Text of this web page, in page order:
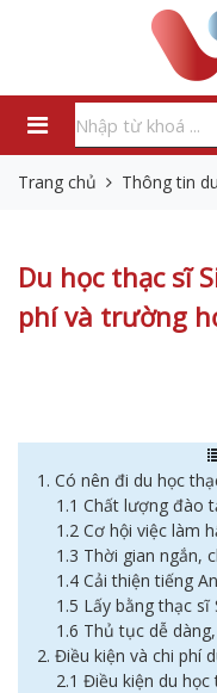
Trang chủ Thông tin
Du học thạc sĩ
phí và trường
1. Có nên đi du học
1.1 Chất lượng đào
1.2 Cơ hội việc làm
1.3 Thời gian ngắn,
1.4 Cải thiện tiếng
1.5 Lấy bằng thạc
1.6 Thủ tục dễ
2. Điều kiện và chi phí
2.1 Điều kiện du học